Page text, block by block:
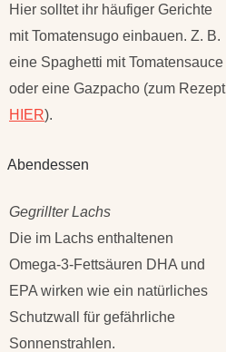
Hier solltet ihr häufiger Gerichte
mit Tomatensugo einbauen. Z. B.
eine Spaghetti mit Tomatensauce
oder eine Gazpacho (zum Rezept
HIER).
Abendessen
Gegrillter Lachs
Die im Lachs enthaltenen
Omega-3-Fettsäuren DHA und
EPA wirken wie ein natürliches
Schutzwall für gefährliche
Sonnenstrahlen.